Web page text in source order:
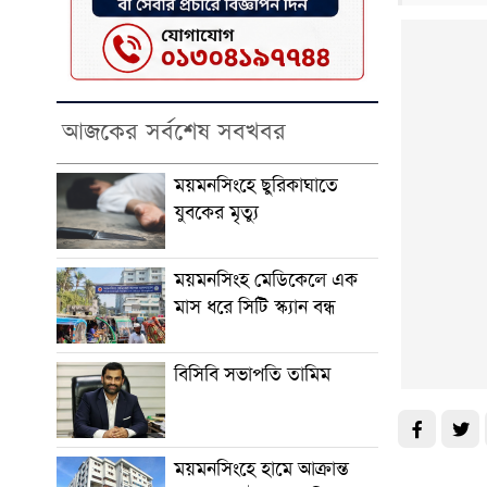
আজকের সর্বশেষ সবখবর
ময়মনসিংহে ছুরিকাঘাতে
যুবকের মৃত্যু
ময়মনসিংহ মেডিকেলে এক
মাস ধরে সিটি স্ক্যান বন্ধ
বিসিবি সভাপতি তামিম
ময়মনসিংহে হামে আক্রান্ত